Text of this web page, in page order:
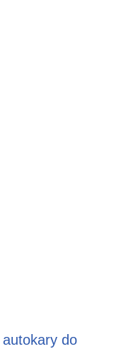
autokary do